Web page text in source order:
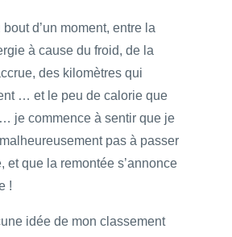
bout d’un moment, entre la
à cause du froid, de la
des kilomètres qui
… et le peu de calorie que
je commence à sentir que je
pas à passer
et que la remontée s’annonce
!
idée de mon classement